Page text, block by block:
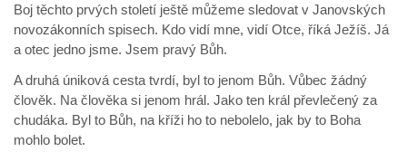
Boj těchto prvých století ještě můžeme sledovat v Janovských
novozákonních spisech. Kdo vidí mne, vidí Otce, říká Ježíš. Já
a otec jedno jsme. Jsem pravý Bůh.
A druhá úniková cesta tvrdí, byl to jenom Bůh. Vůbec žádný
člověk. Na člověka si jenom hrál. Jako ten král převlečený za
chudáka. Byl to Bůh, na kříži ho to nebolelo, jak by to Boha
mohlo bolet.